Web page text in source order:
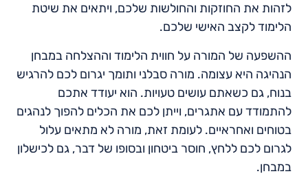
לזהות את החוזקות והחולשות שלכם, ויתאים את שיטת
הלימוד לקצב האישי שלכם.
ההשפעה של המורה על חווית הלימוד וההצלחה במבחן
הנהיגה היא עצומה. מורה סבלני ותומך יגרום לכם להרגיש
בנוח, גם כשאתם עושים טעויות. הוא יעודד אתכם
להתמודד עם אתגרים, וייתן לכם את הכלים להפוך לנהגים
בטוחים ואחראיים. לעומת זאת, מורה לא מתאים עלול
לגרום לכם ללחץ, חוסר ביטחון ובסופו של דבר, גם לכישלון
במבחן.